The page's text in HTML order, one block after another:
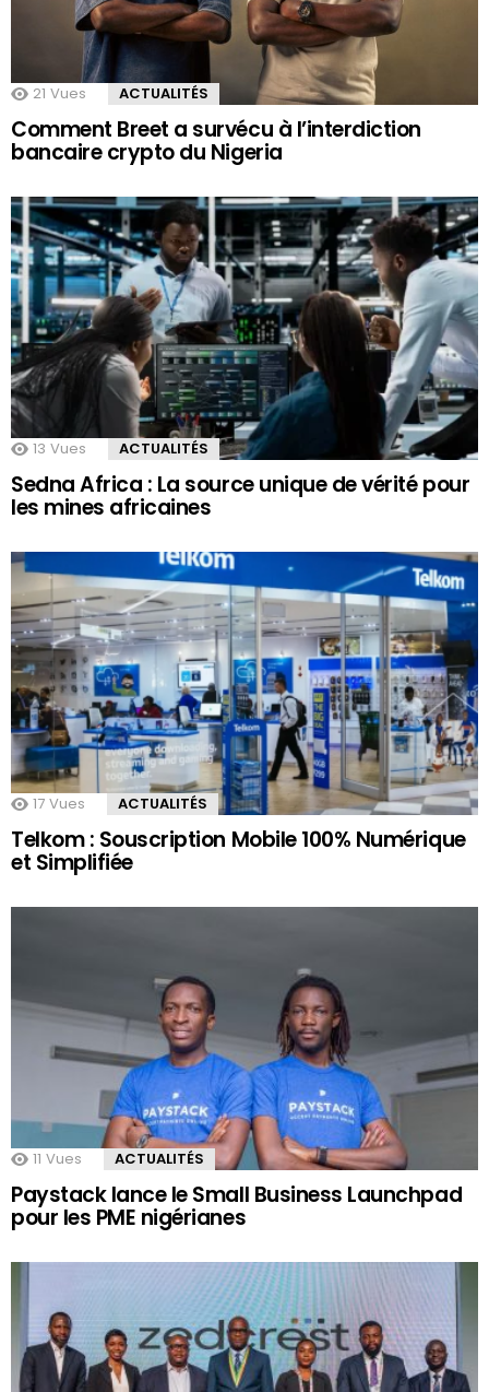
21 Vues ACTUALITÉS
Comment Breet a survécu à l’interdiction
bancaire crypto du Nigeria
13 Vues ACTUALITÉS
Sedna Africa : La source unique de vérité pour
les mines africaines
17 Vues ACTUALITÉS
Telkom : Souscription Mobile 100% Numérique
et Simplifiée
11 Vues ACTUALITÉS
Paystack lance le Small Business Launchpad
pour les PME nigérianes